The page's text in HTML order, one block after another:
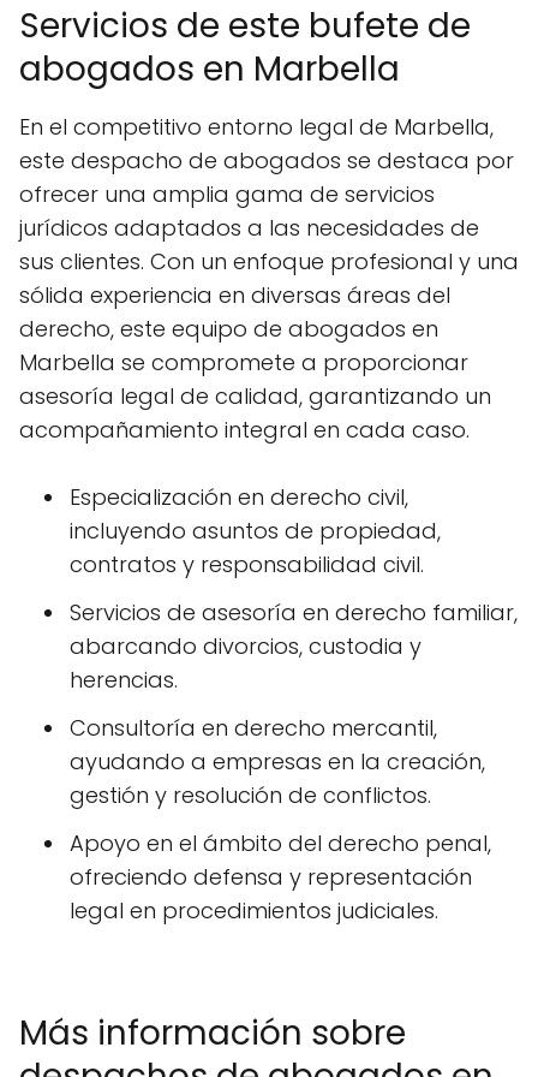
Servicios de este bufete de
abogados en Marbella
En el competitivo entorno legal de Marbella,
este despacho de abogados se destaca por
ofrecer una amplia gama de servicios
jurídicos adaptados a las necesidades de
sus clientes. Con un enfoque profesional y una
sólida experiencia en diversas áreas del
derecho, este equipo de abogados en
Marbella se compromete a proporcionar
asesoría legal de calidad, garantizando un
acompañamiento integral en cada caso.
Especialización en derecho civil,
incluyendo asuntos de propiedad,
contratos y responsabilidad civil.
Servicios de asesoría en derecho familiar,
abarcando divorcios, custodia y
herencias.
Consultoría en derecho mercantil,
ayudando a empresas en la creación,
gestión y resolución de conflictos.
Apoyo en el ámbito del derecho penal,
ofreciendo defensa y representación
legal en procedimientos judiciales.
Más información sobre